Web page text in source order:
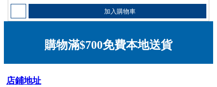
加入購物車
購物滿$700免費本地送貨
店鋪地址